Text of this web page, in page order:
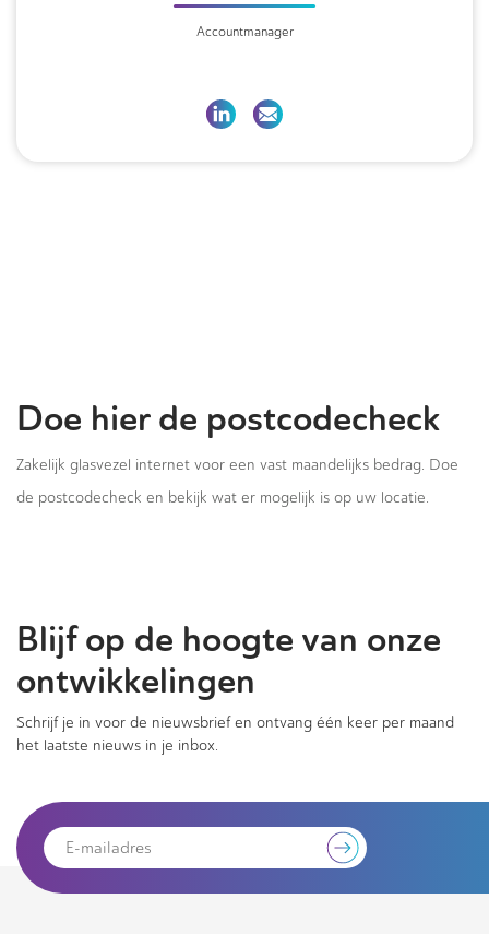
Accountmanager
Doe hier de postcodecheck
Zakelijk glasvezel internet voor een vast maandelijks bedrag. Doe
de postcodecheck en bekijk wat er mogelijk is op uw locatie.
Blijf op de hoogte van onze
ontwikkelingen
Schrijf je in voor de nieuwsbrief en ontvang één keer per maand
het laatste nieuws in je inbox.